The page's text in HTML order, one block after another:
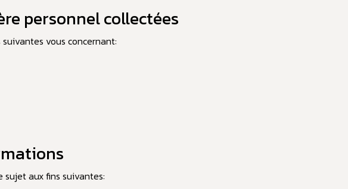
personnel collectées
vous concernant:
aux fins suivantes: